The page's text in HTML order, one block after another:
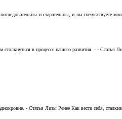
и старательны, и вы почувствуете
в процессе нашего развития. - - Статья
- Статья Лизы Ренее Как вести себя,